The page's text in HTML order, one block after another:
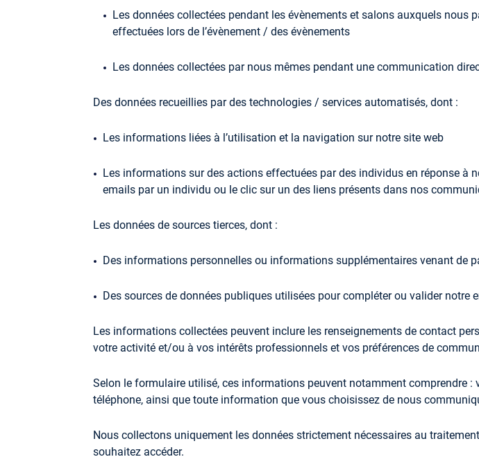
Les données collectées pendant les évènements et salons auxquels
effectuées lors de l’évènement / des évènements
Les données collectées par nous mêmes pendant une communication
Des données recueillies par des technologies / services automatisés, dont :
Les informations liées à l’utilisation et la navigation sur notre site web
Les informations sur des actions effectuées par des individus en réponse à
emails par un individu ou le clic sur un des liens présents dans nos
Les données de sources tierces, dont :
Des informations personnelles ou informations supplémentaires venant de
Des sources de données publiques utilisées pour compléter ou valider notre
Les informations collectées peuvent inclure les renseignements de contact
votre activité et/ou à vos intérêts professionnels et vos préférences de
Selon le formulaire utilisé, ces informations peuvent notamment comprendre :
téléphone, ainsi que toute information que vous choisissez de nous
Nous collectons uniquement les données strictement nécessaires au
souhaitez accéder.